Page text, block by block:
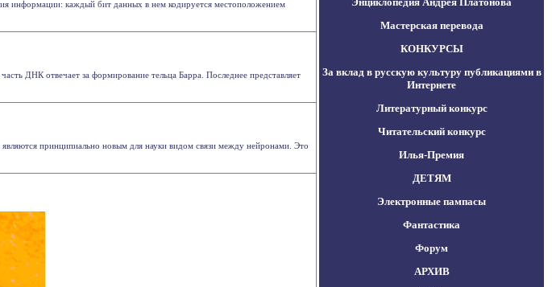
информации: каждый бит данных в нем кодируется местоположением
ДНК отвечает за формирование тельца Барра. Последнее представляет
принципиально новым для науки видом связи между нейронами. Это
Мастерская перевода
КОНКУРСЫ
За вклад в русскую культуру публикациями в
Интернете
Литературный конкурс
Читательский конкурс
Илья-Премия
ДЕТЯМ
Электронные пампасы
Фантастика
Форум
АРХИВ